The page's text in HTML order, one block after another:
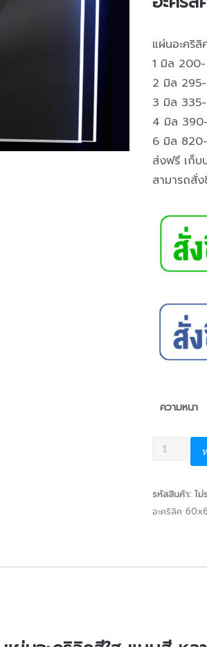
แผ่นอะคริ
1 มิล 200-
2 มิล 295-
3 มิล 335-
4 มิล 390-
6 มิล 820-
ส่งฟรี เก็บ
สามารถสั่
ความหนา
รหัสสินค้า:ไม่
อะคริลิค